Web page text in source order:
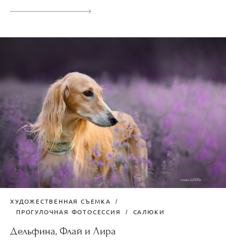
ХУДОЖЕСТВЕННАЯ СЪЕМКА
ПРОГУЛОЧНАЯ ФОТОСЕССИЯ
САЛЮКИ
Дельфина, Флай и Лира